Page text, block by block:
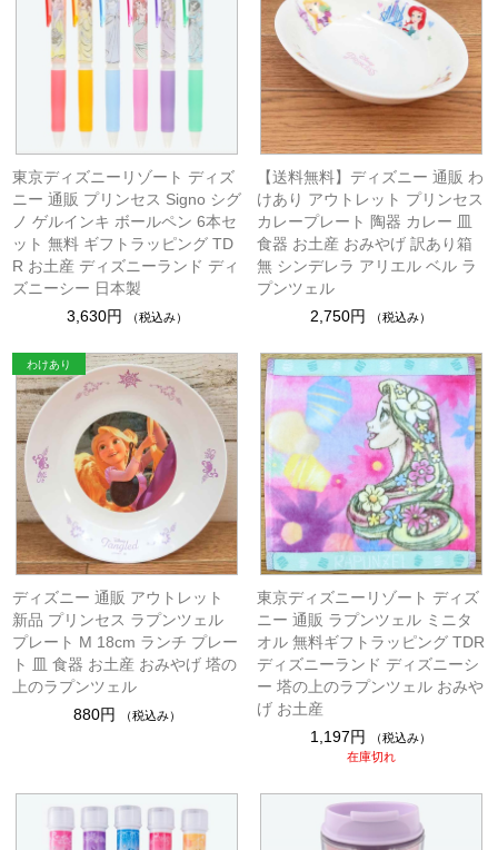
東京ディズニーリゾート ディズ
ニー 通販 プリンセス Signo シグ
ノ ゲルインキ ボールペン 6本セ
ット 無料 ギフトラッピング TD
R お土産 ディズニーランド ディ
ズニーシー 日本製
3,630円
（税込み）
【送料無料】ディズニー 通販 わ
けあり アウトレット プリンセス
カレープレート 陶器 カレー 皿
食器 お土産 おみやげ 訳あり箱
無 シンデレラ アリエル ベル ラ
プンツェル
2,750円
（税込み）
ディズニー 通販 アウトレット
新品 プリンセス ラプンツェル
プレート M 18cm ランチ プレー
ト 皿 食器 お土産 おみやげ 塔の
上のラプンツェル
880円
（税込み）
東京ディズニーリゾート ディズ
ニー 通販 ラプンツェル ミニタ
オル 無料ギフトラッピング TDR
ディズニーランド ディズニーシ
ー 塔の上のラプンツェル おみや
げ お土産
1,197円
（税込み）
在庫切れ